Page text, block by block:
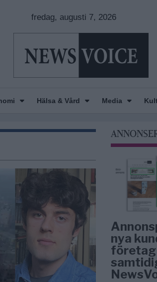
fredag, augusti 7, 2026
Hälsa & Vård Media
nya